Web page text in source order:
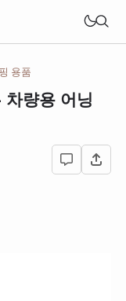
용품
량용 어닝